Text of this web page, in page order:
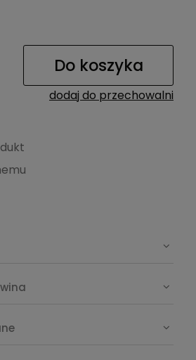
Do koszyka
dodaj do przechowalni